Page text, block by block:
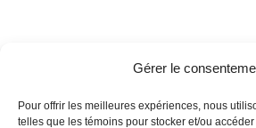
Gérer le
Pour offrir les meilleures expériences, nous
telles que les témoins pour stocker et/ou